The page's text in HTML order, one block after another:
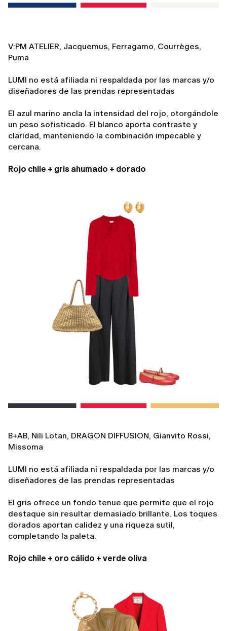
V:PM ATELIER, Jacquemus, Ferragamo, Courrèges,
Puma
LUMI no está afiliada ni respaldada por las marcas y/o
diseñadores de las prendas representadas
El azul marino ancla la intensidad del rojo, otorgándole
un peso sofisticado. El blanco aporta contraste y
claridad, manteniendo la combinación impecable y
cercana.
Rojo chile + gris ahumado + dorado
B+AB, Nili Lotan, DRAGON DIFFUSION, Gianvito Rossi,
Missoma
LUMI no está afiliada ni respaldada por las marcas y/o
diseñadores de las prendas representadas
El gris ofrece un fondo tenue que permite que el rojo
destaque sin resultar demasiado brillante. Los toques
dorados aportan calidez y una riqueza sutil,
completando la paleta.
Rojo chile + oro cálido + verde oliva